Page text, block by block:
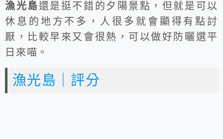
漁光島還是挺不錯的夕陽景點，但就是可以
休息的地方不多，人很多就會顯得有點討
厭，比較早來又會很熱，可以做好防曬選平
日來喵。
漁光島｜評分